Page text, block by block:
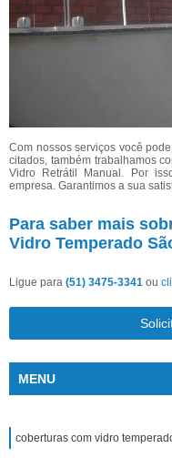
Com nossos serviços você
citados, também trabalhamos
Vidro Retrátil Manual. Por
empresa. Garantimos a sua
Para saber mais
Vidro Temperado
Ligue para (51) 3475-3341 ou
MENU
coberturas com vidro